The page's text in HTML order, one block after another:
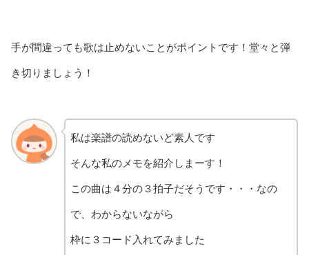
手が間違っても歌は止めないことがポイントです！堂々と弾
き切りましょう！
私は楽譜の読めないど素人です
そんな私のメモを紹介しまーす！
この曲は４分の３拍子だそうです・・・なの
で、わからないながら
枠に３コード入れてみました